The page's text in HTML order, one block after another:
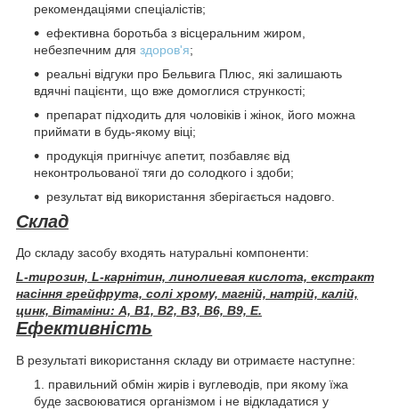
рекомендаціями спеціалістів;
ефективна боротьба з вісцеральним жиром,
небезпечним для здоров'я;
реальні відгуки про Бельвига Плюс, які залишають
вдячні пацієнти, що вже домоглися стрункості;
препарат підходить для чоловіків і жінок, його можна
приймати в будь-якому віці;
продукція пригнічує апетит, позбавляє від
неконтрольованої тяги до солодкого і здоби;
результат від використання зберігається надовго.
Склад
До складу засобу входять натуральні компоненти:
L-тирозин, L-карнітин, линолиевая кислота, екстракт
насіння грейфрута, солі хрому, магній, натрій, калій,
цинк, Вітаміни: А, В1, В2, В3, В6, В9, Е.
Ефективність
В результаті використання складу ви отримаєте наступне:
правильний обмін жирів і вуглеводів, при якому їжа
буде засвоюватися організмом і не відкладатися у